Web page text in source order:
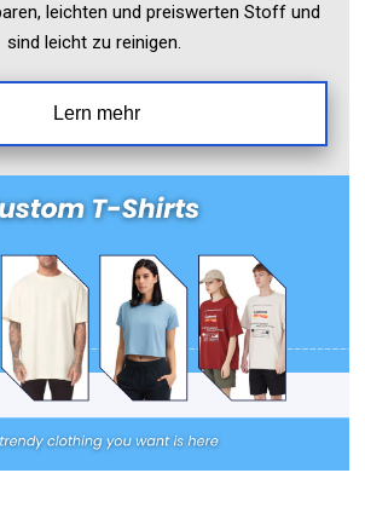
leichten und preiswerten Stoff und
sind leicht zu reinigen.
Lern mehr